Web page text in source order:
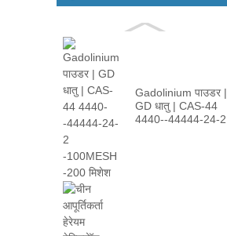
Gadolinium पाउडर |
GD धातु | CAS-44
4440--44444-24-2